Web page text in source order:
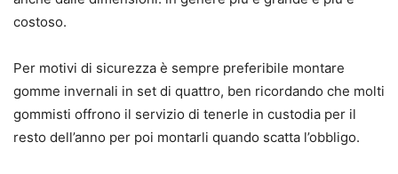
costoso.
Per motivi di sicurezza è sempre preferibile montare
gomme invernali in set di quattro, ben ricordando che molti
gommisti offrono il servizio di tenerle in custodia per il
resto dell’anno per poi montarli quando scatta l’obbligo.